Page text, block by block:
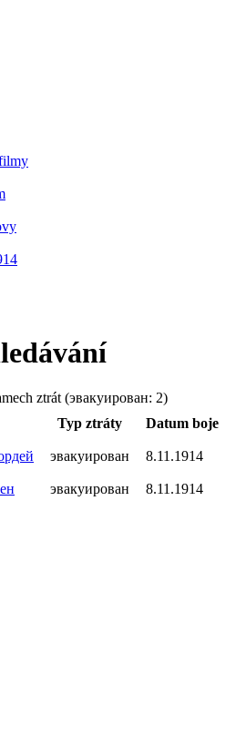
ztrát (эвакуирован: 2)
Typ ztráty Datum boje
эвакуирован 8.11.1914
эвакуирован 8.11.1914